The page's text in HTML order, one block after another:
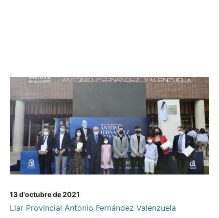
13 d'octubre de 2021
Llar Provincial Antonio Fernández Valenzuela